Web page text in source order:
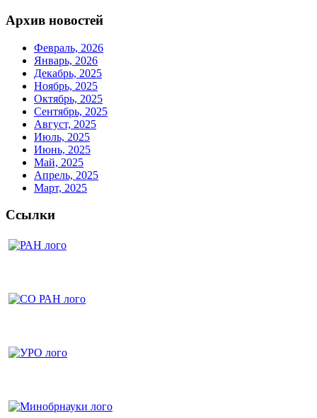
Архив новостей
Февраль, 2026
Январь, 2026
Декабрь, 2025
Ноябрь, 2025
Октябрь, 2025
Сентябрь, 2025
Август, 2025
Июль, 2025
Июнь, 2025
Май, 2025
Апрель, 2025
Март, 2025
Ссылки